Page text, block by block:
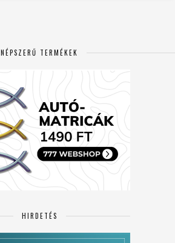
NÉPSZERŰ TERMÉKEK
HIRDETÉS